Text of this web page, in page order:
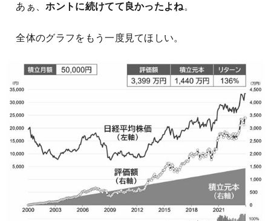
あぁ、ホントに続けてて良かったよね。
全体のグラフをもう一度見てほしい。